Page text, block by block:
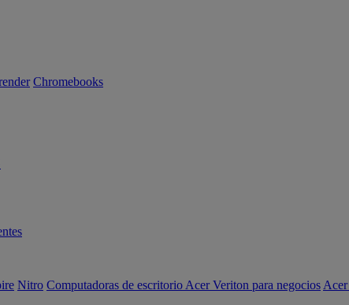
Chromebooks
Nitro Computadoras de escritorio Acer Veriton para negocios